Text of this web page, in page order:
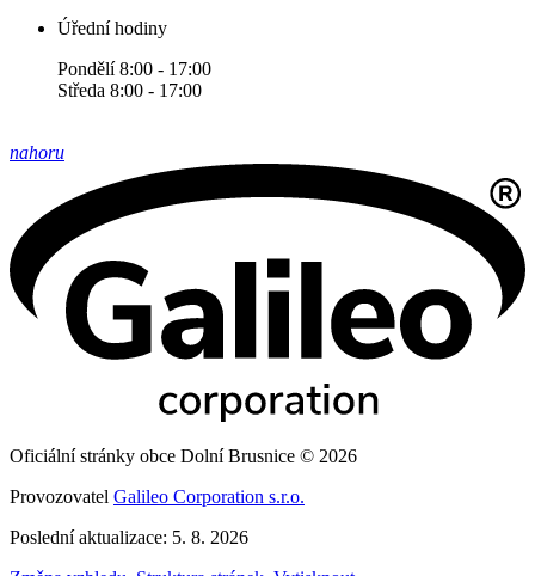
Úřední hodiny
Pondělí 8:00 - 17:00
Středa 8:00 - 17:00
nahoru
Oficiální stránky obce Dolní Brusnice © 2026
Provozovatel Galileo Corporation s.r.o.
Poslední aktualizace: 5. 8. 2026